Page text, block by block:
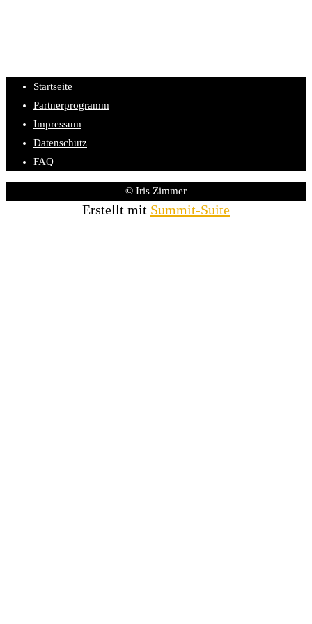
Startseite
Partnerprogramm
Impressum
Datenschutz
FAQ
© Iris Zimmer
Erstellt mit Summit-Suite